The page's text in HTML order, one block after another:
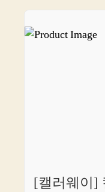
[캘러웨이]